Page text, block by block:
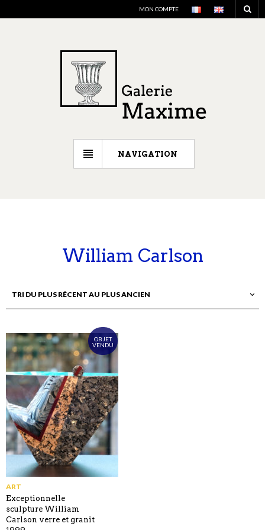
MON COMPTE
NAVIGATION
William Carlson
OBJET
VENDU
ART
Exceptionnelle
sculpture William
Carlson verre et granit